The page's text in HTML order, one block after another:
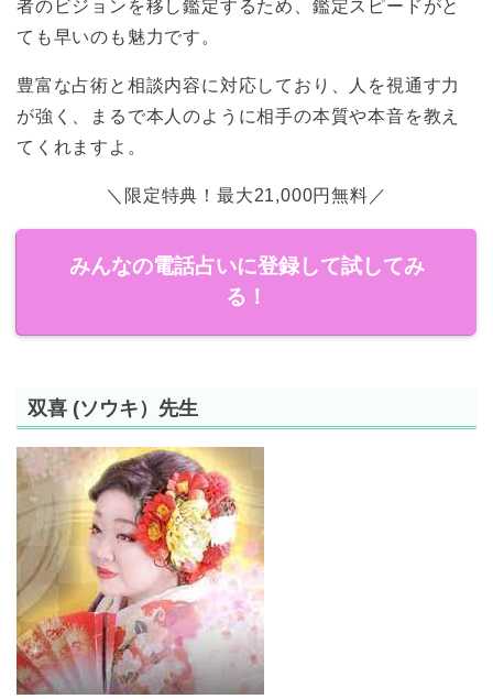
者のビジョンを移し鑑定するため、鑑定スピードがと
ても早いのも魅力です。
豊富な占術と相談内容に対応しており、人を視通す力
が強く、まるで本人のように相手の本質や本音を教え
てくれますよ。
＼限定特典！最大21,000円無料／
みんなの電話占いに登録して試してみ
る！
双喜 (ソウキ）先生